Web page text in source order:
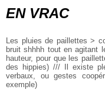
EN VRAC
Les pluies de paillettes >
bruit shhhh tout en agitant
hauteur, pour que les
des hippies) /// Il existe
verbaux, ou gestes
exemple)